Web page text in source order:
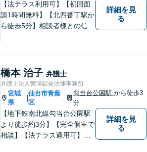
ご相談下さい。
【法テラス利用可】【初回面
談1時間無料】【北四番丁駅か
ら徒歩5分】相談者様との信頼
ます。 まずは一度気軽に御相
談下さい。
詳細を見
る
橋本 治子 弁護士
弁護士法人官澤綜合法律事務所
宮城
県
|
仙台市青葉
区
勾当台公園駅から徒歩3
分
【地下鉄南北線勾当台公園駅
より徒歩約3分】【完全個室で
相談】【法テラス適用可】ト
詳細を見
る